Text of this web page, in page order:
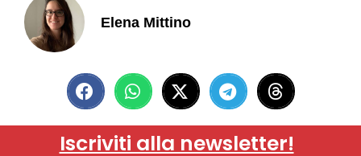
Elena Mittino
Iscriviti alla newsletter!